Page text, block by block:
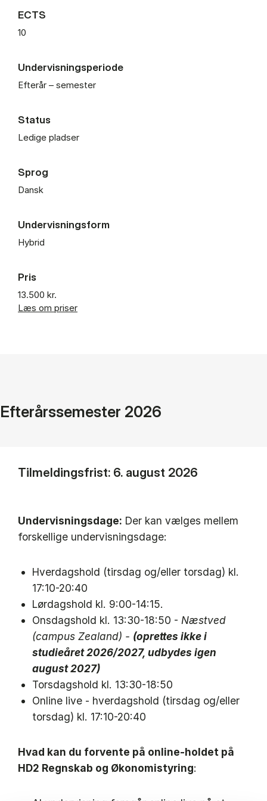
ECTS
10
Undervisningsperiode
Efterår – semester
Status
Ledige pladser
Sprog
Dansk
Undervisningsform
Hybrid
Pris
13.500 kr.
Læs om priser
Efterårssemester 2026
Tilmeldingsfrist: 6. august 2026
Undervisningsdage: Der kan vælges mellem
forskellige undervisningsdage:
Hverdagshold (tirsdag og/eller torsdag) kl.
17:10-20:40
Lørdagshold kl. 9:00-14:15.
Onsdagshold kl. 13:30-18:50 - Næstved
(campus Zealand) - (oprettes ikke i
studieåret 2026/2027, udbydes igen
august 2027)
Torsdagshold kl. 13:30-18:50
Online live - hverdagshold (tirsdag og/eller
torsdag) kl. 17:10-20:40
Hvad kan du forvente på online-holdet på
HD2 Regnskab og Økonomistyring: